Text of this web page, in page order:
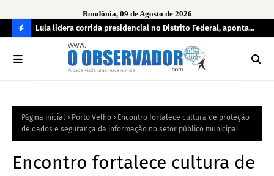
Rondônia, 09 de Agosto de 2026
O
R
Lula lidera corrida presidencial no Distrito Federal, aponta
pesquisa; Flávio Bolsonaro aparece em segundo
Página inicial Porto Velho
Encontro fortalece cultura de proteção
de dados e segurança da informação no setor público municipal
Encontro fortalece cultura de